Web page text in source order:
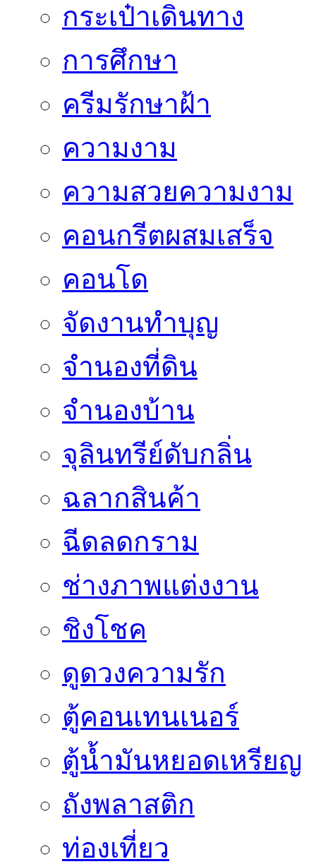
กระเป๋าเดินทาง
การศึกษา
ครีมรักษาฝ้า
ความงาม
ความสวยความงาม
คอนกรีตผสมเสร็จ
คอนโด
จัดงานทำบุญ
จำนองที่ดิน
จำนองบ้าน
จุลินทรีย์ดับกลิ่น
ฉลากสินค้า
ฉีดลดกราม
ช่างภาพแต่งงาน
ชิงโชค
ดูดวงความรัก
ตู้คอนเทนเนอร์
ตู้น้ำมันหยอดเหรียญ
ถังพลาสติก
ท่องเที่ยว